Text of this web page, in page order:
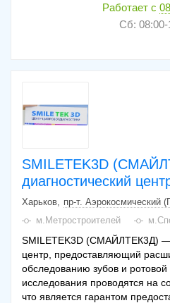
Работает с
Сб: 08:00-
SMILETEK3D
диагностический
Харьков
пр-т. Аэрокосмический
м.Метростроителей
SMILETEK3D (СМАЙЛТЕК3Д) —
центр, предоставляющий
обследованию зубов и
исследования проводятся на
что является гарантом